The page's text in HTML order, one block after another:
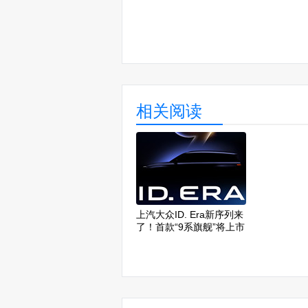
相关阅读
上汽大众ID. Era新序列来
了！首款“9系旗舰”将上市